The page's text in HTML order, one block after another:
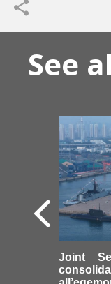
See
Joint